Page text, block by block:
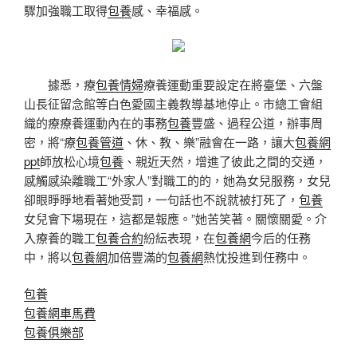
驟加強職工取得包養感、幸福感。
據悉，療包養情婦療養運動重要設定在將臺堡、六盤
山長征留念館等白色愛國主義教導基地停止。市總工會組
織的療療養運動內在的事務包養豐盛、過程公道，辦事周
密，將“療包養管道 、休、教、樂”融會在一路，讓大包養網
ppt師放松心境包養 、親近天然，增進了彼此之間的交通，
感觸感染離職工“外家人”對職工的的，她為女兒服務，女兒
卻眼睜睜地看著她受罰，一句話也不說就被打死了， 包養
女兒會下場現在，這都是報應。”她苦笑著。關懷關愛。介
入療養的職工包養合約紛紜表現，在包養網今后的任務
中，將以包養網加倍豐滿的包養網熱忱投進到任務中。
包養
包養網車馬費
包養俱樂部